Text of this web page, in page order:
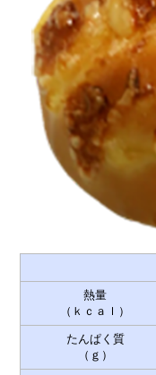
熱量
（ｋｃａｌ）
たんぱく質
（ｇ）